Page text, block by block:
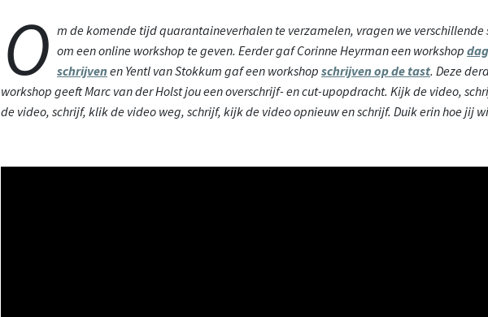
O m de komende tijd quarantaineverhalen te verzamelen, vragen we verschillende
om een online workshop te geven. Eerder gaf Corinne Heyrman een workshop
schrijven en Yentl van Stokkum gaf een workshop schrijven op de tast. Deze
workshop geeft Marc van der Holst jou een overschrijf- en cut-upopdracht. Kijk de video,
de video, schrijf, klik de video weg, schrijf, kijk de video opnieuw en schrijf. Duik erin hoe jij